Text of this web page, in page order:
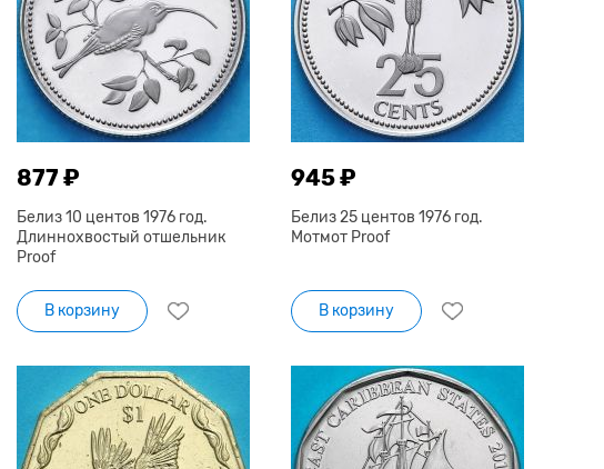
877 ₽
Белиз 10 центов 1976 год.
Длиннохвостый отшельник
Proof
В корзину
945 ₽
Белиз 25 центов 1976 год.
Мотмот Proof
В корзину